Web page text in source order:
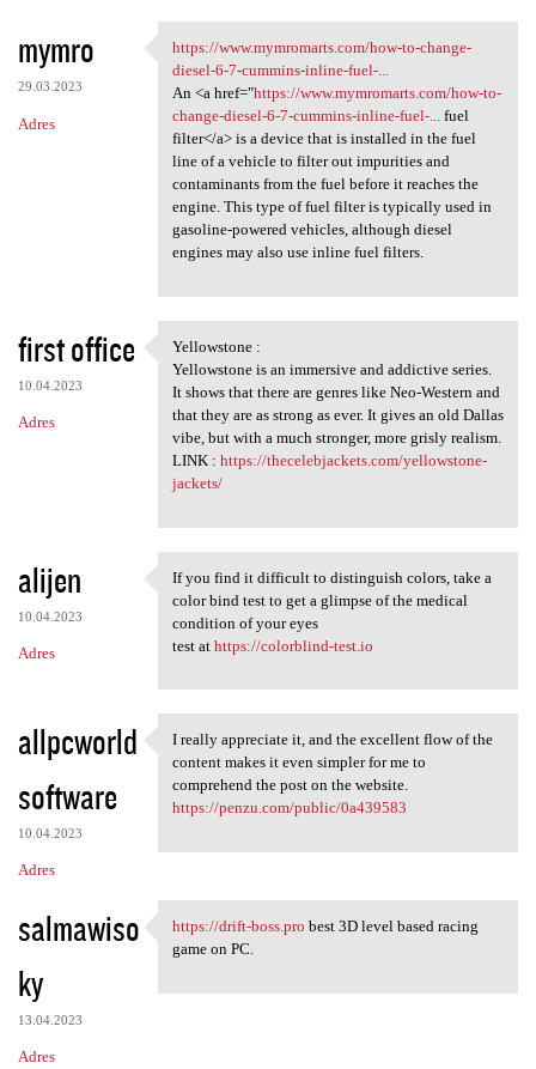
mymro
29.03.2023
Adres
https://www.mymromarts.com
https://www.mymromarts.com/how-to-change-
diesel-6-7-cummins-inline-fuel-...
An <a href="https://www.mymromarts.com/how-to-
change-diesel-6-7-cummins-inline-fuel-...fuel
filter</a> is a device that is installed in the fuel
line of a vehicle to filter out impurities and
contaminants from the fuel before it reaches the
engine. This type of fuel filter is typically used in
gasoline-powered vehicles, although diesel
engines may also use inline fuel filters.
first office
10.04.2023
Adres
Yellowstone :
Yellowstone :
Yellowstone is an immersive and addictive series.
It shows that there are genres like Neo-Western and
that they are as strong as ever. It gives an old Dallas
vibe, but with a much stronger, more grisly realism.
LINK : https://thecelebjackets.com/yellowstone-
jackets/
alijen
10.04.2023
Adres
If you find it difficult to
If you find it difficult to distinguish colors, take a
color bind test to get a glimpse of the medical
condition of your eyes
test at https://colorblind-test.io
allpcworld
software
10.04.2023
Adres
I really appreciate it, and
I really appreciate it, and the excellent flow of the
content makes it even simpler for me to
comprehend the post on the website.
https://penzu.com/public/0a439583
salmawiso
ky
13.04.2023
Adres
https://drift-boss.pro best
https://drift-boss.pro best 3D level based racing
game on PC.